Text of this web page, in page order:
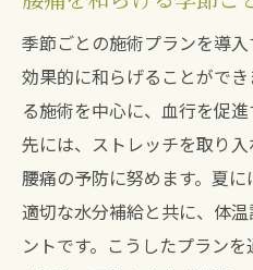
季節ごとの施術プランを導
効果的に和らげることがで
る施術を中心に、血行を促
先には、ストレッチを取り
腰痛の予防に努めます。夏に
適切な水分補給と共に、体
ントです。こうしたプラン